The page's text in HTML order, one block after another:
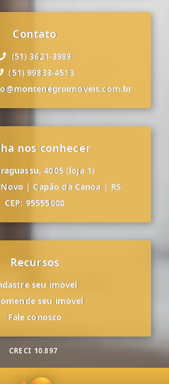
Contato
(51) 3621-3989
(51) 99833-4513
nos conhecer
4005 (loja 1)
| Capão da Canoa | RS
CEP: 95555000
Recursos
seu imóvel
seu imóvel
Fale conosco
CRECI 10.897